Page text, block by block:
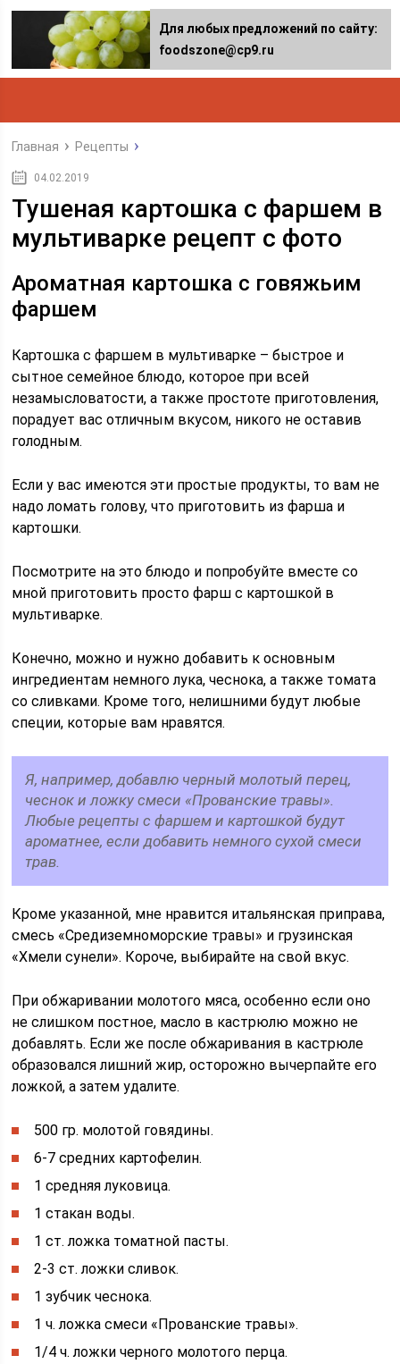
Главная Рецепты
04.02.2019
Тушеная картошка с фаршем в
мультиварке рецепт с фото
Ароматная картошка с говяжьим
фаршем
Картошка с фаршем в мультиварке – быстрое и
сытное семейное блюдо, которое при всей
незамысловатости, а также простоте приготовления,
порадует вас отличным вкусом, никого не оставив
голодным.
Если у вас имеются эти простые продукты, то вам не
надо ломать голову, что приготовить из фарша и
картошки.
Посмотрите на это блюдо и попробуйте вместе со
мной приготовить просто фарш с картошкой в
мультиварке.
Конечно, можно и нужно добавить к основным
ингредиентам немного лука, чеснока, а также томата
со сливками. Кроме того, нелишними будут любые
специи, которые вам нравятся.
Я, например, добавлю черный молотый перец,
чеснок и ложку смеси «Прованские травы».
Любые рецепты с фаршем и картошкой будут
ароматнее, если добавить немного сухой смеси
трав.
Кроме указанной, мне нравится итальянская приправа,
смесь «Средиземноморские травы» и грузинская
«Хмели сунели». Короче, выбирайте на свой вкус.
При обжаривании молотого мяса, особенно если оно
не слишком постное, масло в кастрюлю можно не
добавлять. Если же после обжаривания в кастрюле
образовался лишний жир, осторожно вычерпайте его
ложкой, а затем удалите.
500 гр. молотой говядины.
6-7 средних картофелин.
1 средняя луковица.
1 стакан воды.
1 ст. ложка томатной пасты.
2-3 ст. ложки сливок.
1 зубчик чеснока.
1 ч. ложка смеси «Прованские травы».
1/4 ч. ложки черного молотого перца.
Для любых предложений по сайту:
foodszone@cp9.ru